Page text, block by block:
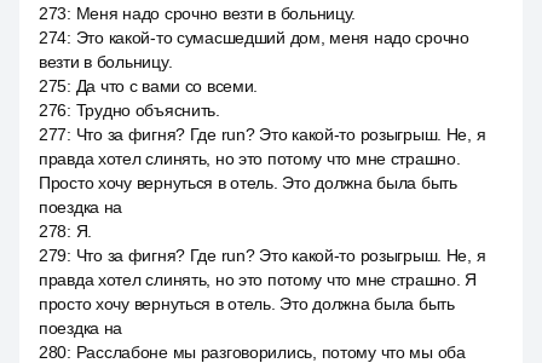
273: Меня надо срочно везти в больницу.
274: Это какой-то сумасшедший дом, меня надо срочно
везти в больницу.
275: Да что с вами со всеми.
276: Трудно объяснить.
277: Что за фигня? Где run? Это какой-то розыгрыш. Не, я
правда хотел слинять, но это потому что мне страшно.
Просто хочу вернуться в отель. Это должна была быть
поездка на
278: Я.
279: Что за фигня? Где run? Это какой-то розыгрыш. Не, я
правда хотел слинять, но это потому что мне страшно. Я
просто хочу вернуться в отель. Это должна была быть
поездка на
280: Расслабоне мы разговорились, потому что мы оба